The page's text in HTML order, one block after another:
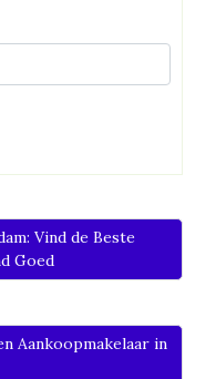
Vind de Beste
Goed
Aankoopmakelaar in